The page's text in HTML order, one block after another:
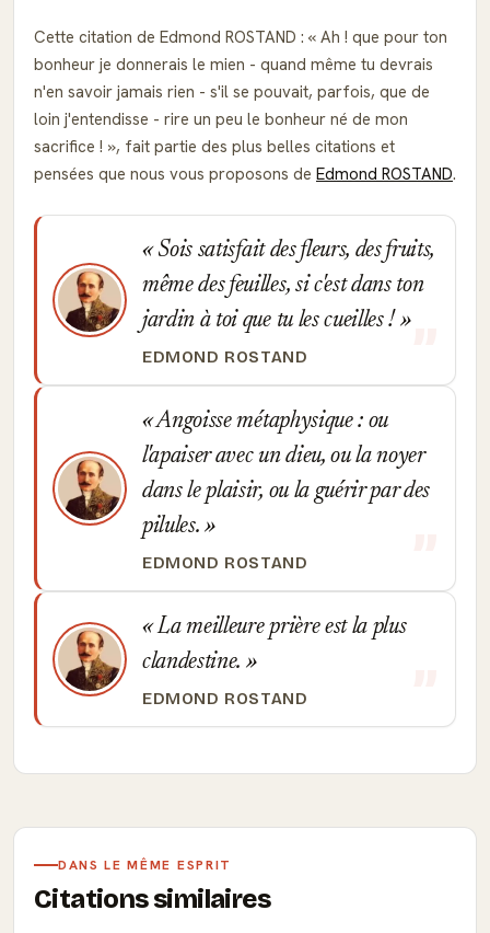
Cette citation de Edmond ROSTAND :
Ah ! que pour ton
bonheur je donnerais le mien - quand même tu devrais
n'en savoir jamais rien - s'il se pouvait, parfois, que de
loin j'entendisse - rire un peu le bonheur né de mon
sacrifice !
, fait partie des plus belles citations et
pensées que nous vous proposons de Edmond ROSTAND.
Sois satisfait des fleurs, des fruits,
même des feuilles, si c'est dans ton
jardin à toi que tu les cueilles !
EDMOND ROSTAND
Angoisse métaphysique : ou
l'apaiser avec un dieu, ou la noyer
dans le plaisir, ou la guérir par des
pilules.
EDMOND ROSTAND
La meilleure prière est la plus
clandestine.
EDMOND ROSTAND
DANS LE MÊME ESPRIT
Citations similaires